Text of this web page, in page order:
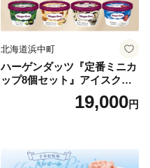
北海道浜中町
ハーゲンダッツ『定番ミニカ
ップ8個セット』アイスクリ
ーム アイス スイーツ デザー
19,000円